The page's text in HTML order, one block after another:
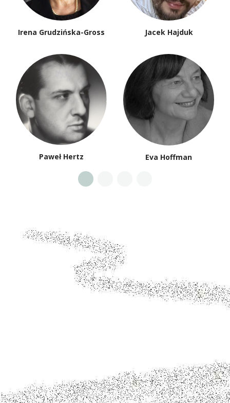
Irena Grudzińska-Gross Jacek Hajduk
Paweł Hertz Eva Hoffman